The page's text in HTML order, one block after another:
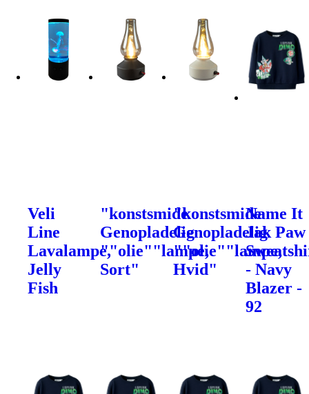
Veli
Line
Lavalampe,
Jelly
Fish
"konstsmide
Genopladelig
""olie""lampe,
Sort"
"konstsmide
Genopladelig
""olie""lampe,
Hvid"
Name It
Jak Paw
- Navy
Blazer -
92